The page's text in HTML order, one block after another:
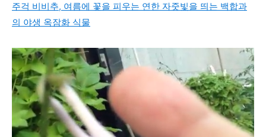
주걱 비비추, 여름에 꽃을 피우는 연한 자줏빛을 띄는 백합과
의 야생 옥잠화 식물